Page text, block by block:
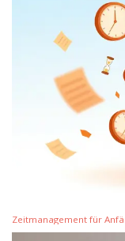
Zeitmanagement für